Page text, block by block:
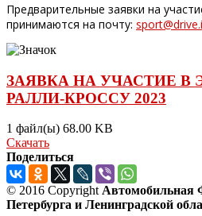
Предварительные заявки на
принимаются на почту:
ЗАЯВКА НА УЧАСТИЕ В
РАЛЛИ-КРОССУ 2023
1 файл(ы) 68.00 KB
Скачать
Поделиться
© 2016 Copyright Автомобильная
Петербурга и Ленинградской